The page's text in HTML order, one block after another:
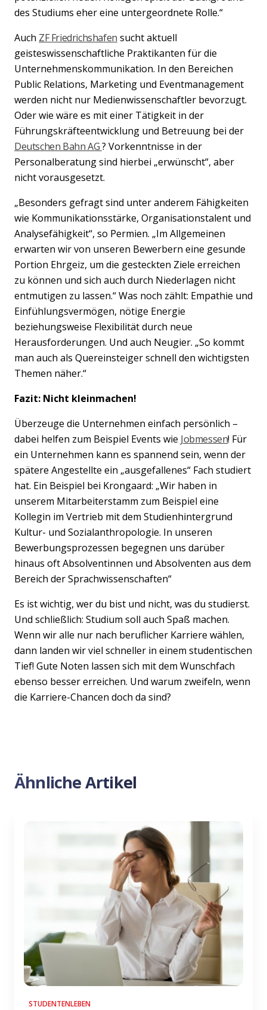
des Studiums eher eine untergeordnete Rolle.“
Auch ZF Friedrichshafen sucht aktuell
geisteswissenschaftliche Praktikanten für die
Unternehmenskommunikation. In den Bereichen
Public Relations, Marketing und Eventmanagement
werden nicht nur Medienwissenschaftler bevorzugt.
Oder wie wäre es mit einer Tätigkeit in der
Führungskräfteentwicklung und Betreuung bei der
Deutschen Bahn AG? Vorkenntnisse in der
Personalberatung sind hierbei „erwünscht“, aber
nicht vorausgesetzt.
„Besonders gefragt sind unter anderem Fähigkeiten
wie Kommunikationsstärke, Organisationstalent und
Analysefähigkeit“, so Permien. „Im Allgemeinen
erwarten wir von unseren Bewerbern eine gesunde
Portion Ehrgeiz, um die gesteckten Ziele erreichen
zu können und sich auch durch Niederlagen nicht
entmutigen zu lassen.“ Was noch zählt: Empathie und
Einfühlungsvermögen, nötige Energie
beziehungsweise Flexibilität durch neue
Herausforderungen. Und auch Neugier. „So kommt
man auch als Quereinsteiger schnell den wichtigsten
Themen näher.“
Fazit: Nicht kleinmachen!
Überzeuge die Unternehmen einfach persönlich –
dabei helfen zum Beispiel Events wie Jobmessen! Für
ein Unternehmen kann es spannend sein, wenn der
spätere Angestellte ein „ausgefallenes“ Fach studiert
hat. Ein Beispiel bei Krongaard: „Wir haben in
unserem Mitarbeiterstamm zum Beispiel eine
Kollegin im Vertrieb mit dem Studienhintergrund
Kultur- und Sozialanthropologie. In unseren
Bewerbungsprozessen begegnen uns darüber
hinaus oft Absolventinnen und Absolventen aus dem
Bereich der Sprachwissenschaften“
Es ist wichtig, wer du bist und nicht, was du studierst.
Und schließlich: Studium soll auch Spaß machen.
Wenn wir alle nur nach beruflicher Karriere wählen,
dann landen wir viel schneller in einem studentischen
Tief! Gute Noten lassen sich mit dem Wunschfach
ebenso besser erreichen. Und warum zweifeln, wenn
die Karriere-Chancen doch da sind?
Ähnliche Artikel
STUDENTENLEBEN